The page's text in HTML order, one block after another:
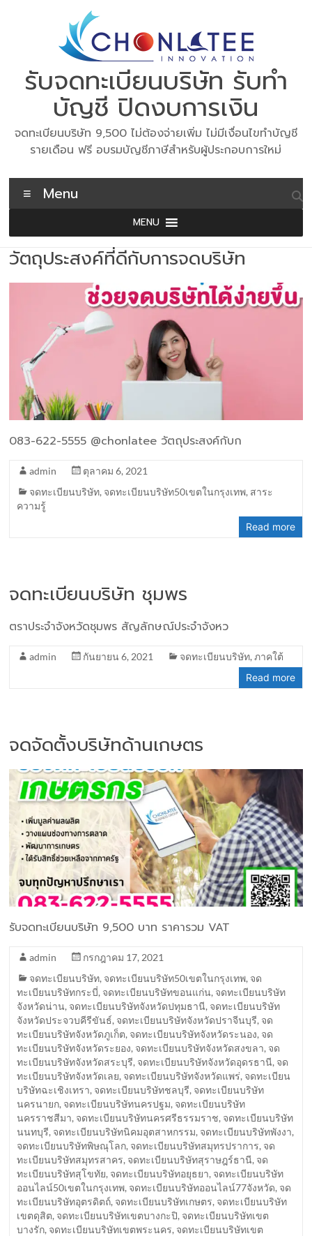
รับจดทะเบียนบริษัท รับทำ
บัญชี ปิดงบการเงิน
จดทะเบียนบริษัท 9,500 ไม่ต้องจ่ายเพิ่ม ไม่มีเงื่อนไขทำบัญชี
รายเดือน ฟรี อบรมบัญชีภาษีสำหรับผู้ประกอบการใหม่
Menu
MENU
วัตถุประสงค์ที่ดีกับการจดบริษัท
083-622-5555 @chonlatee วัตถุประสงค์กับก
admin
ตุลาคม 6, 2021
จดทะเบียนบริษัท, จดทะเบียนบริษัท50เขตในกรุงเทพ, สาระ
ความรู้
Read more
จดทะเบียนบริษัท ชุมพร
ตราประจำจังหวัดชุมพร สัญลักษณ์ประจำจังหว
admin กันยายน 6, 2021 จดทะเบียนบริษัท,ภาคใต้
Read more
จดจัดตั้งบริษัทด้านเกษตร
รับจดทะเบียนบริษัท 9,500 บาท ราคารวม VAT
admin
กรกฎาคม 17, 2021
จดทะเบียนบริษัท, จดทะเบียนบริษัท50เขตในกรุงเทพ, จด
ทะเบียนบริษัทกระบี่, จดทะเบียนบริษัทขอนแก่น, จดทะเบียนบริษัท
จังหวัดน่าน, จดทะเบียนบริษัทจังหวัดปทุมธานี, จดทะเบียนบริษัท
จังหวัดประจวบคีรีขันธ์, จดทะเบียนบริษัทจังหวัดปราจีนบุรี, จด
ทะเบียนบริษัทจังหวัดภูเก็ต, จดทะเบียนบริษัทจังหวัดระนอง, จด
ทะเบียนบริษัทจังหวัดระยอง, จดทะเบียนบริษัทจังหวัดสงขลา, จด
ทะเบียนบริษัทจังหวัดสระบุรี, จดทะเบียนบริษัทจังหวัดอุดรธานี, จด
ทะเบียนบริษัทจังหวัดเลย, จดทะเบียนบริษัทจังหวัดแพร่, จดทะเบียน
บริษัทฉะเชิงเทรา, จดทะเบียนบริษัทชลบุรี, จดทะเบียนบริษัท
นครนายก, จดทะเบียนบริษัทนครปฐม, จดทะเบียนบริษัท
นครราชสีมา, จดทะเบียนบริษัทนครศรีธรรมราช, จดทะเบียนบริษัท
นนทบุรี, จดทะเบียนบริษัทนิคมอุตสาหกรรม, จดทะเบียนบริษัทพังงา,
จดทะเบียนบริษัทพิษณุโลก, จดทะเบียนบริษัทสมุทรปราการ, จด
ทะเบียนบริษัทสมุทรสาคร, จดทะเบียนบริษัทสุราษฎร์ธานี, จด
ทะเบียนบริษัทสุโขทัย, จดทะเบียนบริษัทอยุธยา, จดทะเบียนบริษัท
ออนไลน์50เขตในกรุงเทพ, จดทะเบียนบริษัทออนไลน์77จังหวัด, จด
ทะเบียนบริษัทอุตรดิตถ์, จดทะเบียนบริษัทเกษตร, จดทะเบียนบริษัท
เขตดุสิต, จดทะเบียนบริษัทเขตบางกะปิ, จดทะเบียนบริษัทเขต
บางรัก, จดทะเบียนบริษัทเขตพระนคร, จดทะเบียนบริษัทเขต